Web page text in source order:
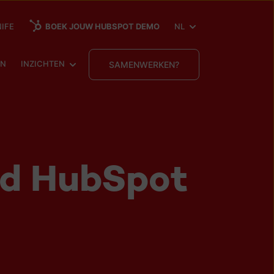
BOEK JOUW HUBSPOT DEMO NL SHOW SUBMENU
FOR
INZICHTEN SHOW SUBMENU FOR
SAMENWERKEN?
HubSpot